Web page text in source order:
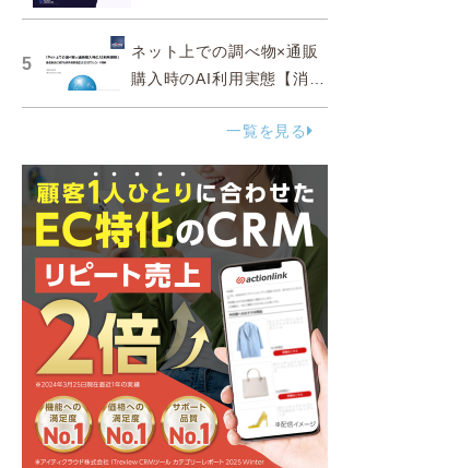
5
ネット上での調べ物×通販
購入時のAI利用実態【消費
者調査 2025】
一覧を見る